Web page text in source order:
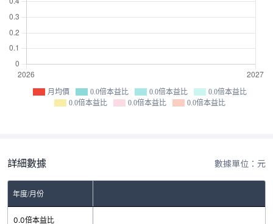
月均價 0.0倍本益比 0.0倍本益比
0.0倍本益比
0.0倍本益比
0.0倍本益比 0.0倍本益比
詳細數據 數據單位：元
年度/月份
0.0倍本益比